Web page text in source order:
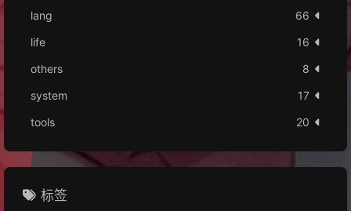
lang
66
life
16
others
8
system
17
tools
20
标签